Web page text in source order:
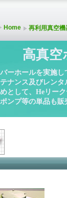
Home 再利用真空機
高真空
ーホールを実施
ナンス及びレン
として、Heリー
ンプ等の単品も販